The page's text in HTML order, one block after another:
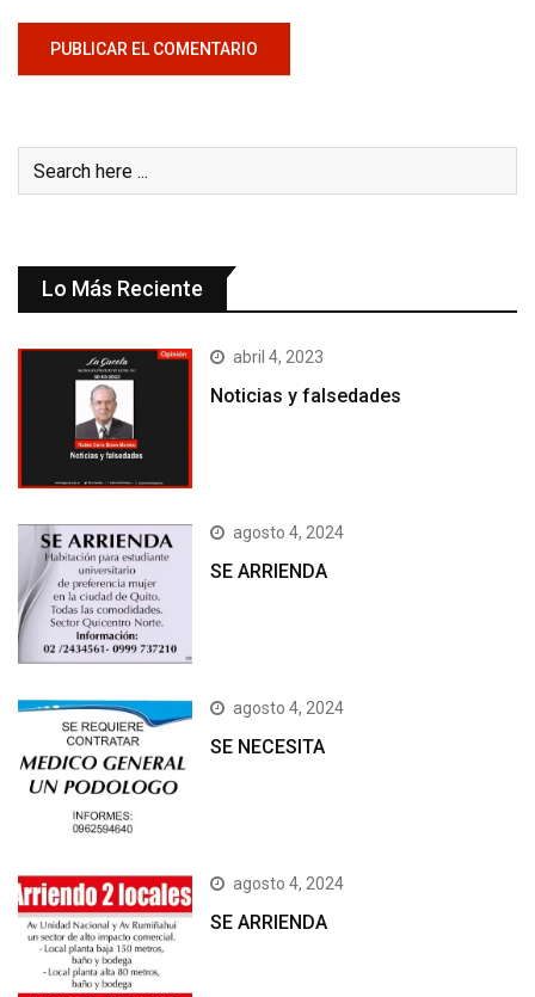
Lo Más Reciente
abril 4, 2023
Noticias y falsedades
agosto 4, 2024
SE ARRIENDA
agosto 4, 2024
SE NECESITA
agosto 4, 2024
SE ARRIENDA